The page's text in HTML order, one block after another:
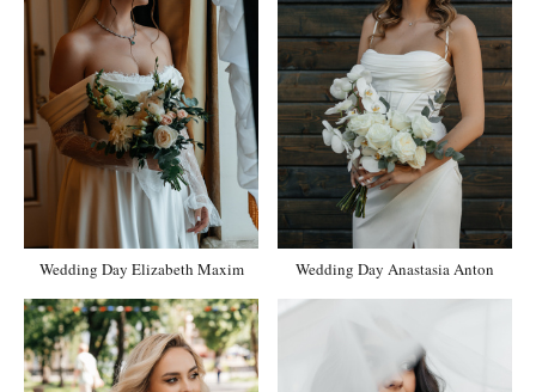
Wedding Day Elizabeth Maxim Wedding Day Anastasia Anton